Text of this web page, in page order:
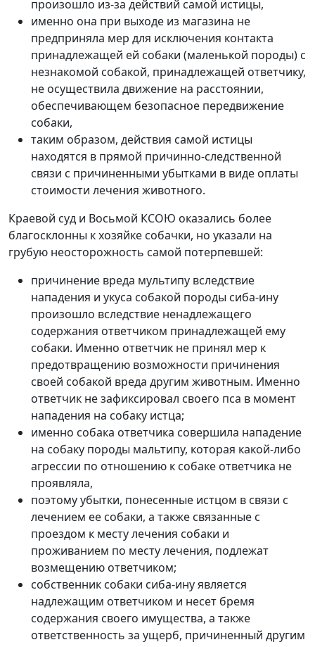
произошло из-за действий самой истицы,
именно она при выходе из магазина не
предприняла мер для исключения контакта
принадлежащей ей собаки (маленькой породы) с
незнакомой собакой, принадлежащей ответчику,
не осуществила движение на расстоянии,
обеспечивающем безопасное передвижение
собаки,
таким образом, действия самой истицы
находятся в прямой причинно-следственной
связи с причиненными убытками в виде оплаты
стоимости лечения животного.
Краевой суд и Восьмой КСОЮ оказались более
благосклонны к хозяйке собачки, но указали на
грубую неосторожность самой потерпевшей:
причинение вреда мультипу вследствие
нападения и укуса собакой породы сиба-ину
произошло вследствие ненадлежащего
содержания ответчиком принадлежащей ему
собаки. Именно ответчик не принял мер к
предотвращению возможности причинения
своей собакой вреда другим животным. Именно
ответчик не зафиксировал своего пса в момент
нападения на собаку истца;
именно собака ответчика совершила нападение
на собаку породы мальтипу, которая какой-либо
агрессии по отношению к собаке ответчика не
проявляла,
поэтому убытки, понесенные истцом в связи с
лечением ее собаки, а также связанные с
проездом к месту лечения собаки и
проживанием по месту лечения, подлежат
возмещению ответчиком;
собственник собаки сиба-ину является
надлежащим ответчиком и несет бремя
содержания своего имущества, а также
ответственность за ущерб, причиненный другим